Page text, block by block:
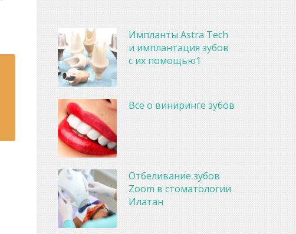
Импланты Astra Tech
и имплантация зубов
с их помощью1
Все о виниринге зубов
Отбеливание зубов
Zoom в стоматологии
Илатан